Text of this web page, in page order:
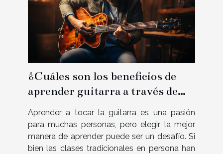
¿Cuáles son los beneficios de
aprender guitarra a través de
lecciones en línea en
comparación con las lecciones
presenciales tradicionales ?
Aprender a tocar la guitarra es una pasión
para muchas personas, pero elegir la mejor
manera de aprender puede ser un desafío. Si
bien las clases tradicionales en persona han